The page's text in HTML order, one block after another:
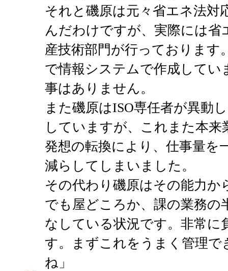
それと磯原は元々省エネ法対
んだわけですが、実際には省
産技術部門が行っております
で情報システムで作成してい
事はありません。
また磯原はISO専任者が異動
していますが、これまた本
発想の転換により、仕事量を
減らしてしまいました。
その代わり磯原はその能力か
でも屋どころか、課の業務の
なしている状況です。非常に
す。まずこれをうまく管理で
ね」